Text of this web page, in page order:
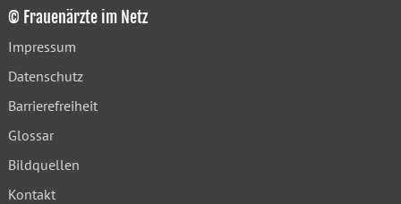
© Frauenärzte im Netz
Impressum
Datenschutz
Barrierefreiheit
Glossar
Bildquellen
Kontakt